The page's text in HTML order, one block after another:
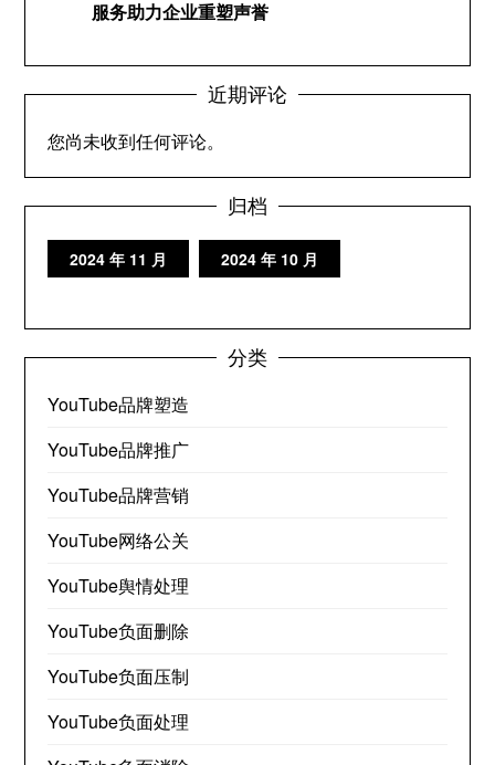
服务助力企业重塑声誉
近期评论
您尚未收到任何评论。
归档
2024 年 11 月 2024 年 10 月
分类
YouTube品牌塑造
YouTube品牌推广
YouTube品牌营销
YouTube网络公关
YouTube舆情处理
YouTube负面删除
YouTube负面压制
YouTube负面处理